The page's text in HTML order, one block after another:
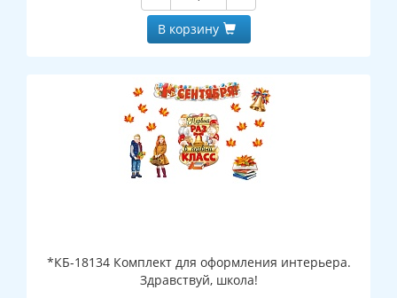
В корзину
*КБ-18134 Комплект для оформления интерьера.
Здравствуй, школа!